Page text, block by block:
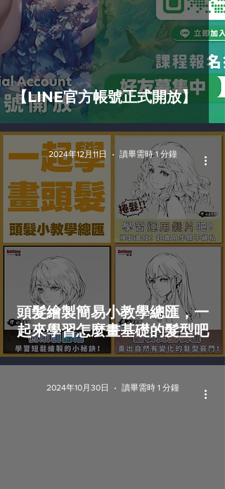
【LINE官方帳號正式開放】
頭髮繪製簡易小教學總匯，一
起來學習怎麼畫基礎的髮型吧
2024年12月11日 讀畢需時 1 分鐘
2024年10月30日 讀畢需時 1 分鐘